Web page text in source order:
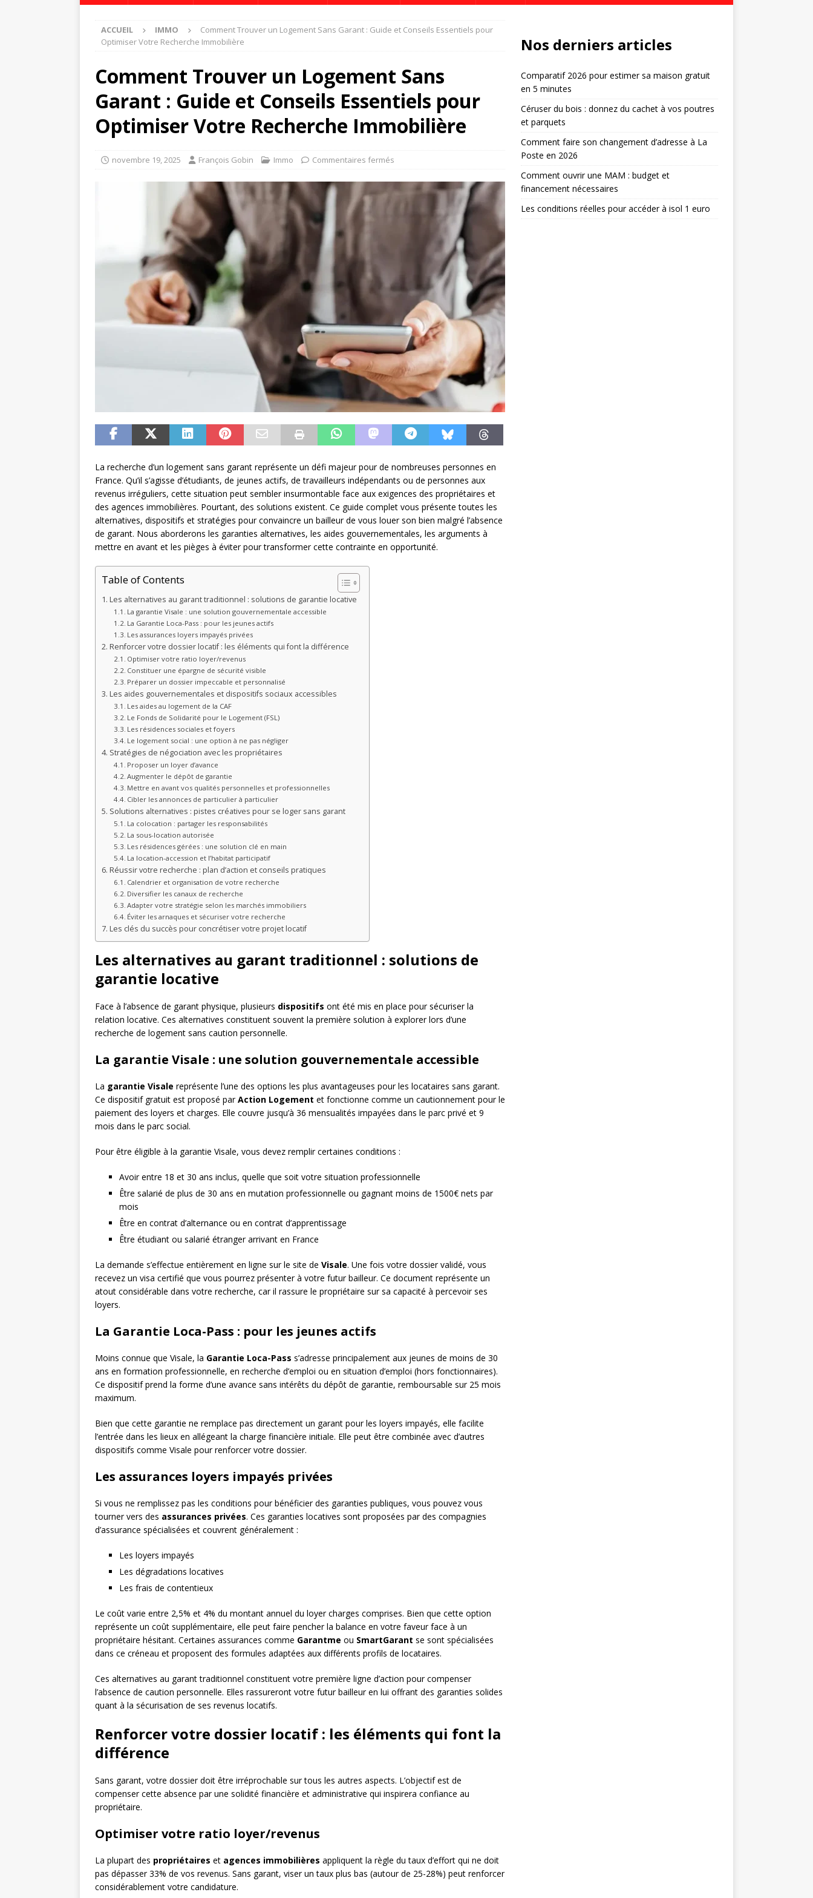
ACCUEIL IMMO
Comment Trouver un Logement Sans Garant : Guide et Conseils Essentiels pour
Optimiser Votre Recherche Immobilière
Comment Trouver un Logement Sans
Garant : Guide et Conseils Essentiels pour
Optimiser Votre Recherche Immobilière
novembre 19, 2025 François Gobin Immo Commentaires fermés
La recherche d’un logement sans garant représente un défi majeur pour de nombreuses personnes en
France. Qu’il s’agisse d’étudiants, de jeunes actifs, de travailleurs indépendants ou de personnes aux
revenus irréguliers, cette situation peut sembler insurmontable face aux exigences des propriétaires et
des agences immobilières. Pourtant, des solutions existent. Ce guide complet vous présente toutes les
alternatives, dispositifs et stratégies pour convaincre un bailleur de vous louer son bien malgré l’absence
de garant. Nous aborderons les garanties alternatives, les aides gouvernementales, les arguments à
mettre en avant et les pièges à éviter pour transformer cette contrainte en opportunité.
Table of Contents
Les alternatives au garant traditionnel : solutions de garantie locative
La garantie Visale : une solution gouvernementale accessible
La Garantie Loca-Pass : pour les jeunes actifs
Les assurances loyers impayés privées
Renforcer votre dossier locatif : les éléments qui font la différence
Optimiser votre ratio loyer/revenus
Constituer une épargne de sécurité visible
Préparer un dossier impeccable et personnalisé
Les aides gouvernementales et dispositifs sociaux accessibles
Les aides au logement de la CAF
Le Fonds de Solidarité pour le Logement (FSL)
Les résidences sociales et foyers
Le logement social : une option à ne pas négliger
Stratégies de négociation avec les propriétaires
Proposer un loyer d’avance
Augmenter le dépôt de garantie
Mettre en avant vos qualités personnelles et professionnelles
Cibler les annonces de particulier à particulier
Solutions alternatives : pistes créatives pour se loger sans garant
La colocation : partager les responsabilités
La sous-location autorisée
Les résidences gérées : une solution clé en main
La location-accession et l’habitat participatif
Réussir votre recherche : plan d’action et conseils pratiques
Calendrier et organisation de votre recherche
Diversifier les canaux de recherche
Adapter votre stratégie selon les marchés immobiliers
Éviter les arnaques et sécuriser votre recherche
Les clés du succès pour concrétiser votre projet locatif
Les alternatives au garant traditionnel : solutions de
garantie locative
Face à l’absence de garant physique, plusieurs dispositifs ont été mis en place pour sécuriser la
relation locative. Ces alternatives constituent souvent la première solution à explorer lors d’une
recherche de logement sans caution personnelle.
La garantie Visale : une solution gouvernementale accessible
La garantie Visale représente l’une des options les plus avantageuses pour les locataires sans garant.
Ce dispositif gratuit est proposé parAction Logement et fonctionne comme un cautionnement pour le
paiement des loyers et charges. Elle couvre jusqu’à 36 mensualités impayées dans le parc privé et 9
mois dans le parc social.
Pour être éligible à la garantie Visale, vous devez remplir certaines conditions :
Avoir entre 18 et 30 ans inclus, quelle que soit votre situation professionnelle
Être salarié de plus de 30 ans en mutation professionnelle ou gagnant moins de 1500€ nets par
mois
Être en contrat d’alternance ou en contrat d’apprentissage
Être étudiant ou salarié étranger arrivant en France
La demande s’effectue entièrement en ligne sur le site de Visale. Une fois votre dossier validé, vous
recevez un visa certifié que vous pourrez présenter à votre futur bailleur. Ce document représente un
atout considérable dans votre recherche, car il rassure le propriétaire sur sa capacité à percevoir ses
loyers.
La Garantie Loca-Pass : pour les jeunes actifs
Moins connue que Visale, la Garantie Loca-Pass s’adresse principalement aux jeunes de moins de 30
ans en formation professionnelle, en recherche d’emploi ou en situation d’emploi (hors fonctionnaires).
Ce dispositif prend la forme d’une avance sans intérêts du dépôt de garantie, remboursable sur 25 mois
maximum.
Bien que cette garantie ne remplace pas directement un garant pour les loyers impayés, elle facilite
l’entrée dans les lieux en allégeant la charge financière initiale. Elle peut être combinée avec d’autres
dispositifs comme Visale pour renforcer votre dossier.
Les assurances loyers impayés privées
Si vous ne remplissez pas les conditions pour bénéficier des garanties publiques, vous pouvez vous
tourner vers des assurances privées. Ces garanties locatives sont proposées par des compagnies
d’assurance spécialisées et couvrent généralement :
Les loyers impayés
Les dégradations locatives
Les frais de contentieux
Le coût varie entre 2,5% et 4% du montant annuel du loyer charges comprises. Bien que cette option
représente un coût supplémentaire, elle peut faire pencher la balance en votre faveur face à un
propriétaire hésitant. Certaines assurances comme Garantme ou SmartGarant se sont spécialisées
dans ce créneau et proposent des formules adaptées aux différents profils de locataires.
Ces alternatives au garant traditionnel constituent votre première ligne d’action pour compenser
l’absence de caution personnelle. Elles rassureront votre futur bailleur en lui offrant des garanties solides
quant à la sécurisation de ses revenus locatifs.
Renforcer votre dossier locatif : les éléments qui font la
différence
Sans garant, votre dossier doit être irréprochable sur tous les autres aspects. L’objectif est de
compenser cette absence par une solidité financière et administrative qui inspirera confiance au
propriétaire.
Optimiser votre ratio loyer/revenus
La plupart des propriétaires et agences immobilières appliquent la règle du taux d’effort qui ne doit
pas dépasser 33% de vos revenus. Sans garant, viser un taux plus bas (autour de 25-28%) peut renforcer
considérablement votre candidature.
Nos derniers articles
Comparatif 2026 pour estimer sa maison gratuit
en 5 minutes
Céruser du bois : donnez du cachet à vos poutres
et parquets
Comment faire son changement d’adresse à La
Poste en 2026
Comment ouvrir une MAM : budget et
financement nécessaires
Les conditions réelles pour accéder à isol 1 euro